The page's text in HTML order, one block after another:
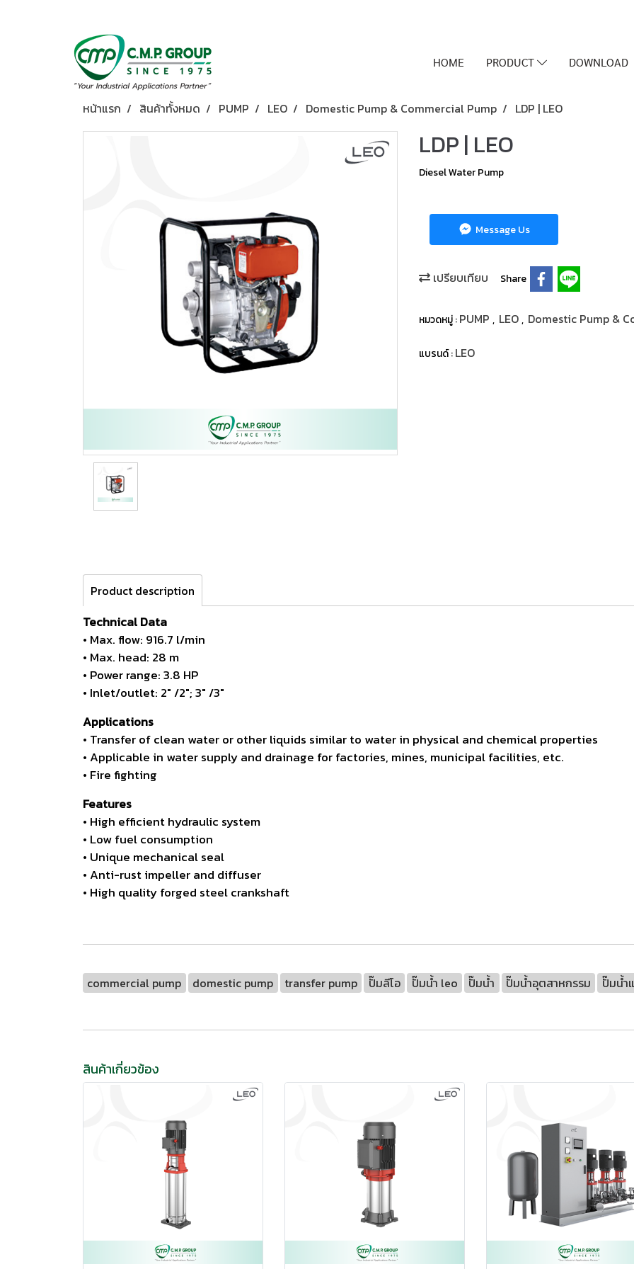
HOME PRODUCT DOWNLOAD
หน้าแรก สินค้าทั้งหมด PUMP LEO Domestic Pump & Commercial Pump LDP | LEO
LDP | LEO
Diesel Water Pump
Message Us
เปรียบเทียบ Share
หมวดหมู่ :PUMP , LEO, Domestic Pump &
แบรนด์ :LEO
Product description
Technical Data
• Max. flow: 916.7 l/min
• Max. head: 28 m
• Power range: 3.8 HP
• Inlet/outlet: 2" /2"; 3" /3"
Applications
• Transfer of clean water or other liquids similar to water in physicaland chemical properties
• Applicable in water supply and drainage for factories, mines, municipal facilities, etc.
• Fire fighting
Features
• High efficient hydraulic system
• Low fuel consumption
• Unique mechanical seal
• Anti-rust impeller and diffuser
• High quality forged steel crankshaft
commercial pump domestic pump transfer pump ปั๊มลีโอ ปั๊มน้ำ leo ปั๊มน้ำ ปั๊มน้ำอุตสาหกรรม ปั๊มน้ำ
สินค้าเกี่ยวข้อง